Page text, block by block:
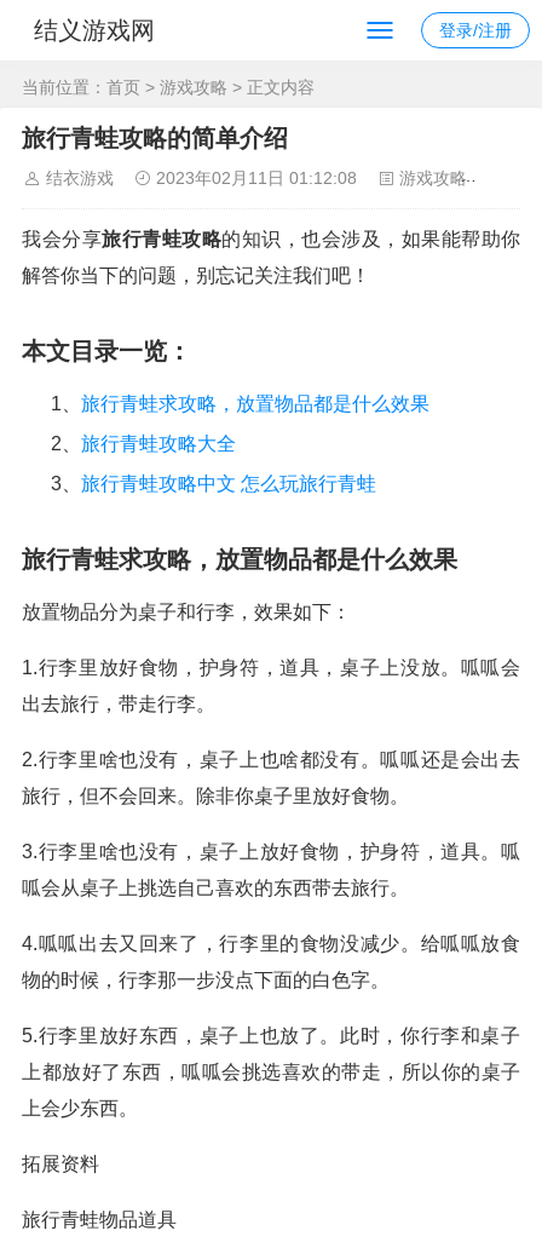
结义游戏网 登录/注册
当前位置： 首页 > 游戏攻略 > 正文内容
旅行青蛙攻略的简单介绍
结衣游戏 2023年02月11日 01:12:08 游戏攻略
我会分享旅行青蛙攻略的知识，也会涉及，如果能帮助你
解答你当下的问题，别忘记关注我们吧！
本文目录一览：
1、 旅行青蛙求攻略，放置物品都是什么效果
2、 旅行青蛙攻略大全
3、 旅行青蛙攻略中文 怎么玩旅行青蛙
旅行青蛙求攻略，放置物品都是什么效果
放置物品分为桌子和行李，效果如下：
1.行李里放好食物，护身符，道具，桌子上没放。呱呱会
出去旅行，带走行李。
2.行李里啥也没有，桌子上也啥都没有。呱呱还是会出去
旅行，但不会回来。除非你桌子里放好食物。
3.行李里啥也没有，桌子上放好食物，护身符，道具。呱
呱会从桌子上挑选自己喜欢的东西带去旅行。
4.呱呱出去又回来了，行李里的食物没减少。给呱呱放食
物的时候，行李那一步没点下面的白色字。
5.行李里放好东西，桌子上也放了。此时，你行李和桌子
上都放好了东西，呱呱会挑选喜欢的带走，所以你的桌子
上会少东西。
拓展资料
旅行青蛙物品道具